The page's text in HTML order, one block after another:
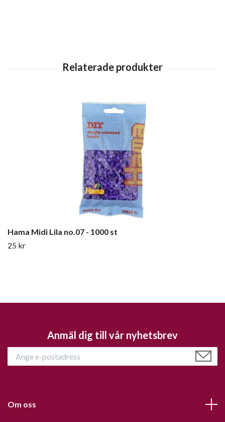
Hama Midi Lila no.07 - 1000 st
25 kr
Anmäl dig till vår nyhetsbrev
Om oss